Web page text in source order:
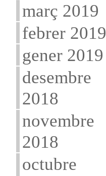
març 2019
febrer 2019
gener 2019
desembre
2018
novembre
2018
octubre